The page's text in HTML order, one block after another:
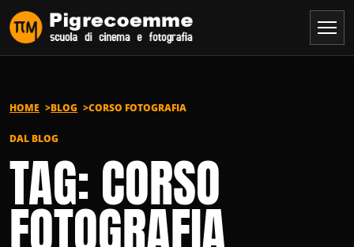
Vai al contenuto
HOME BLOG CORSO FOTOGRAFIA
DAL BLOG
TAG: CORSO
FOTOGRAFIA